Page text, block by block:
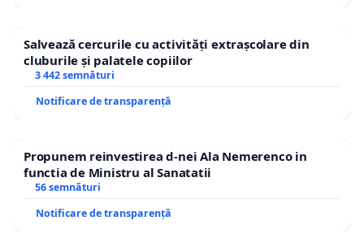
Salvează cercurile cu activități extrașcolare din
cluburile și palatele copiilor
3 442 semnături
Notificare de transparență
Propunem reinvestirea d-nei Ala Nemerenco in
functia de Ministru al Sanatatii
56 semnături
Notificare de transparență